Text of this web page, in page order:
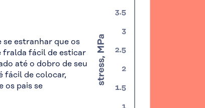
se estranhar que os
fralda fácil de esticar
até o dobro de seu
fácil de colocar,
os pais se